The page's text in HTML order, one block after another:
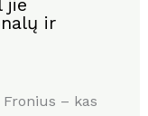
jie
ir
– kas